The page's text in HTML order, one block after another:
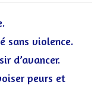
sans violence.
d’avancer.
peurs et